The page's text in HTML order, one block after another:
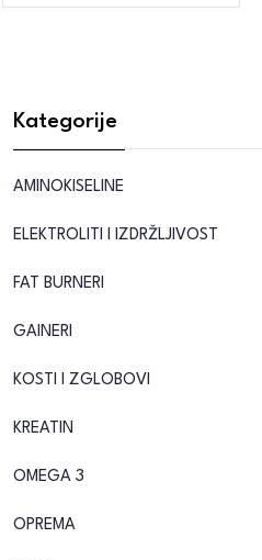
Kategorije
AMINOKISELINE
ELEKTROLITI I IZDRŽLJIVOST
FAT BURNERI
GAINERI
KOSTI I ZGLOBOVI
KREATIN
OMEGA 3
OPREMA